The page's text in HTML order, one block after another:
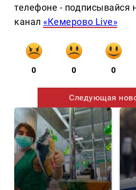
телефоне - подписывайся
канал «Кемерово Live»
0 0 0
Следующая